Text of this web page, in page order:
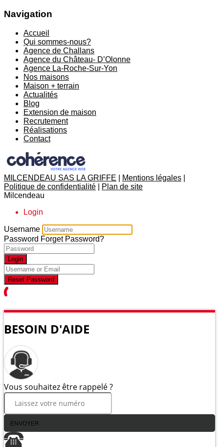
Navigation
Accueil
Qui sommes-nous?
Agence de Challans
Agence du Château- D’Olonne
Agence La-Roche-Sur-Yon
Nos maisons
Maison + terrain
Actualités
Blog
Extension de maison
Recrutement
Réalisations
Contact
MILCENDEAU SAS LA GRIFFE Mentions légales
Politique de confidentialité
Plan de site
Milcendeau
Login
Username
Password Forget Password?
Login
Reset Password
BESOIN D'AIDE
Vous souhaitez être rappelé ?
ENVOYER